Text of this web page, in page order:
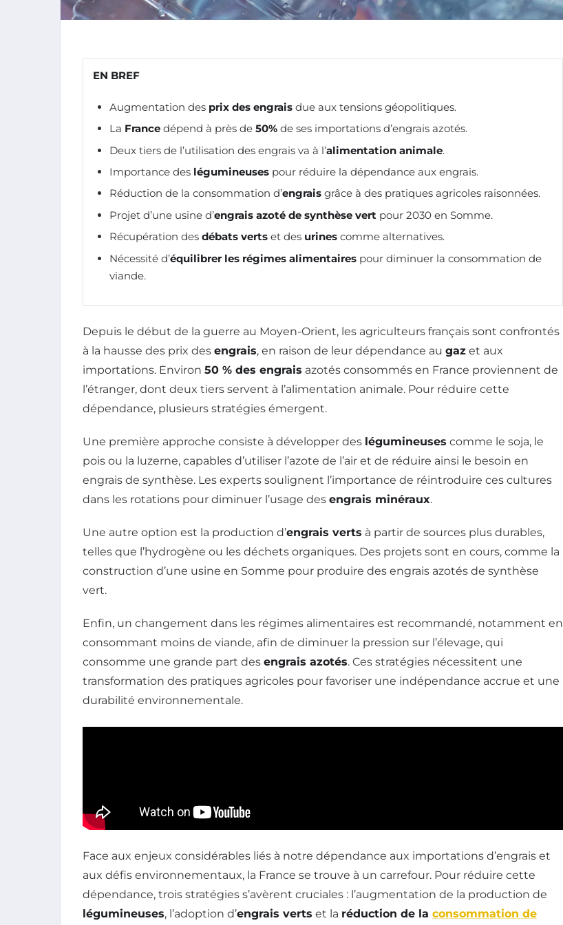
EN BREF
Augmentation des prix des engrais due aux tensions géopolitiques.
La France dépend à près de 50% de ses importations d’engrais azotés.
Deux tiers de l’utilisation des engrais va à l’alimentation animale.
Importance des légumineuses pour réduire la dépendance aux engrais.
Réduction de la consommation d’engrais grâce à des pratiques agricoles raisonnées.
Projet d’une usine d’engrais azoté de synthèse vert pour 2030 en Somme.
Récupération des débats verts et des urines comme alternatives.
Nécessité d’équilibrer les régimes alimentaires pour diminuer la consommation de
viande.
Depuis le début de la guerre au Moyen-Orient, les agriculteurs français sont confrontés
à la hausse des prix des engrais, en raison de leur dépendance au gaz et aux
importations. Environ 50 % des engrais azotés consommés en France proviennent de
l’étranger, dont deux tiers servent à l’alimentation animale. Pour réduire cette
dépendance, plusieurs stratégies émergent.
Une première approche consiste à développer des légumineuses comme le soja, le
pois ou la luzerne, capables d’utiliser l’azote de l’air et de réduire ainsi le besoin en
engrais de synthèse. Les experts soulignent l’importance de réintroduire ces cultures
dans les rotations pour diminuer l’usage des engrais minéraux.
Une autre option est la production d’engrais verts à partir de sources plus durables,
telles que l’hydrogène ou les déchets organiques. Des projets sont en cours, comme la
construction d’une usine en Somme pour produire des engrais azotés de synthèse
vert.
Enfin, un changement dans les régimes alimentaires est recommandé, notamment en
consommant moins de viande, afin de diminuer la pression sur l’élevage, qui
consomme une grande part des engrais azotés. Ces stratégies nécessitent une
transformation des pratiques agricoles pour favoriser une indépendance accrue et une
durabilité environnementale.
Face aux enjeux considérables liés à notre dépendance aux importations d’engrais et
aux défis environnementaux, la France se trouve à un carrefour. Pour réduire cette
dépendance, trois stratégies s’avèrent cruciales : l’augmentation de la production de
légumineuses, l’adoption d’engrais verts et la réduction de la consommation de